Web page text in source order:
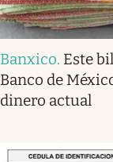
Banxico. Este
Banco de
dinero actual